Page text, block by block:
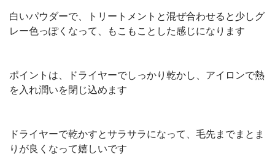
白いパウダーで、トリートメントと混ぜ合わせると少しグ
レー色っぽくなって、もこもことした感じになります
ポイントは、ドライヤーでしっかり乾かし、アイロンで熱
を入れ潤いを閉じ込めます
ドライヤーで乾かすとサラサラになって、毛先までまとま
りが良くなって嬉しいです